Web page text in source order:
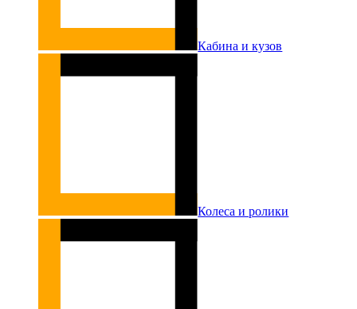
Кабина и кузов
Колеса и ролики